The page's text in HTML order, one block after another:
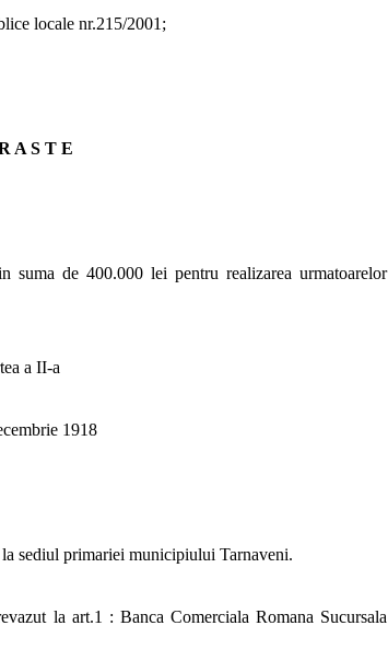
locale nr.215/2001;
A S T E
suma de 400.000 lei pentru realizarea urmatoarelor
a II-a
1918
sediul primariei municipiului Tarnaveni.
la art.1 : Banca Comerciala Romana Sucursala